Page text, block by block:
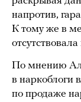
напротив,
К тому же в
По мнению
в наркоблоги
по продаже